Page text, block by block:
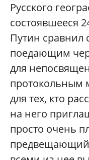
Русского
состоявшееся
Путин сравнил
поедающим
для
протокольным
для тех, кто
на него
просто очень
предвещающий